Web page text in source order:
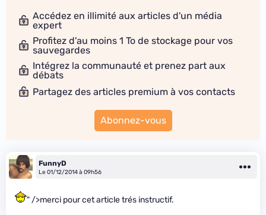
Accédez en illimité aux articles d'un média
expert
Profitez d'au moins 1 To de stockage pour vos
sauvegardes
Intégrez la communauté et prenez part aux
débats
Partagez des articles premium à vos contacts
Abonnez-vous
FunnyD
Le 01/12/2014 à 09h56
" />merci pour cet article trés instructif.